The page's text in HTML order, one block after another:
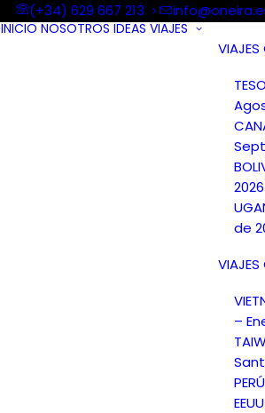
(+34) 629 667 213
INICIO NOSOTROS IDEAS VIAJES
VIAJES
2026
de
VIAJES
–